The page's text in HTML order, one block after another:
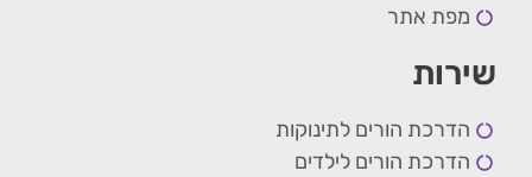
מפת אתר
שירות
הדרכת הורים לתינוקות
הדרכת הורים לילדים